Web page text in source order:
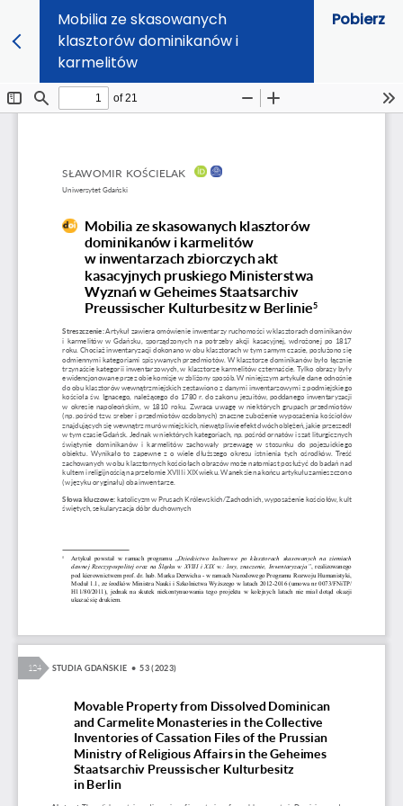
Mobilia ze skasowanych
klasztorów dominikanów i
karmelitów
Pobierz